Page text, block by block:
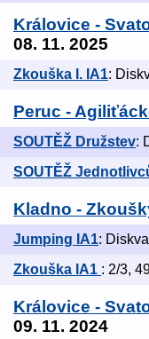
Královice -
08. 11. 2025
Zkouška I. IA1:
Peruc -
SOUTĚŽ Družstev:
SOUTĚŽ
Kladno -
Jumping IA1:
Zkouška IA1 : 2/3,
Královice -
09. 11. 2024